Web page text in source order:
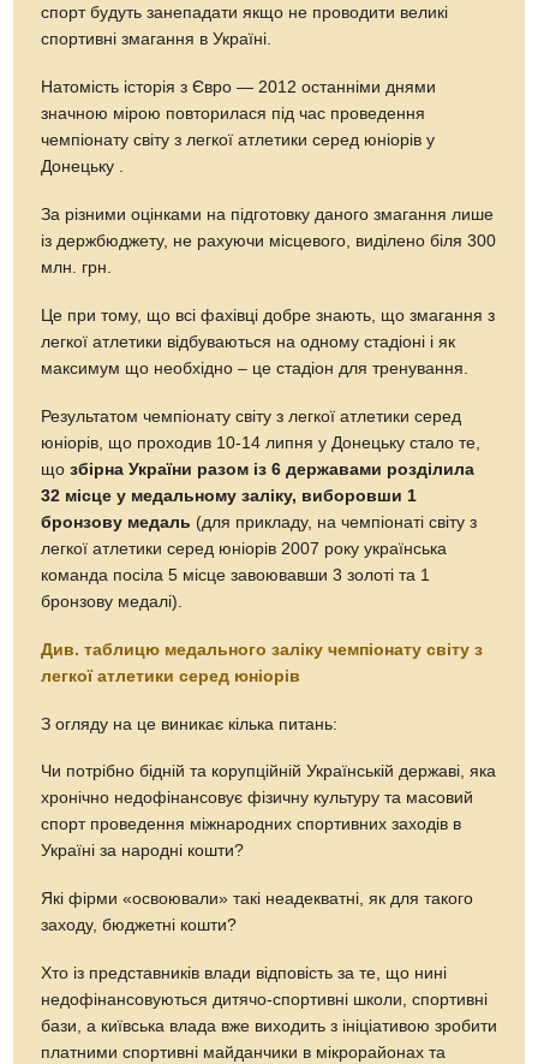
спорт будуть занепадати якщо не проводити великі
спортивні змагання в Україні.
Натомість історія з Євро — 2012 останніми днями
значною мірою повторилася під час проведення
чемпіонату світу з легкої атлетики серед юніорів у
Донецьку .
За різними оцінками на підготовку даного змагання лише
із держбюджету, не рахуючи місцевого, виділено біля 300
млн. грн.
Це при тому, що всі фахівці добре знають, що змагання з
легкої атлетики відбуваються на одному стадіоні і як
максимум що необхідно – це стадіон для тренування.
Результатом чемпіонату світу з легкої атлетики серед
юніорів, що проходив 10-14 липня у Донецьку стало те,
щозбірна України разом із 6 державами розділила
32 місце у медальному заліку, виборовши 1
бронзову медаль (для прикладу, на чемпіонаті світу з
легкої атлетики серед юніорів 2007 року українська
команда посіла 5 місце завоювавши 3 золоті та 1
бронзову медалі).
Див. таблицю медального заліку чемпіонату світу з
легкої атлетики серед юніорів
З огляду на це виникає кілька питань:
Чи потрібно бідній та корупційній Українській державі, яка
хронічно недофінансовує фізичну культуру та масовий
спорт проведення міжнародних спортивних заходів в
Україні за народні кошти?
Які фірми «освоювали» такі неадекватні, як для такого
заходу, бюджетні кошти?
Хто із представників влади відповість за те, що нині
недофінансовуються дитячо-спортивні школи, спортивні
бази, а київська влада вже виходить з ініціативою зробити
платними спортивні майданчики в мікрорайонах та